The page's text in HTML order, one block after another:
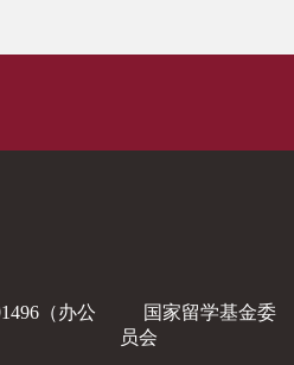
（办公
国家留学基金委
员会